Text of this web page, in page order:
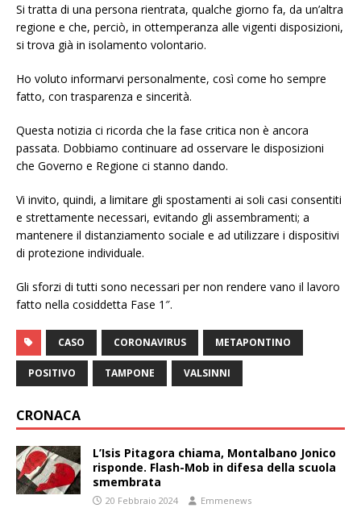
Si tratta di una persona rientrata, qualche giorno fa, da un’altra
regione e che, perciò, in ottemperanza alle vigenti disposizioni,
si trova già in isolamento volontario.
Ho voluto informarvi personalmente, così come ho sempre
fatto, con trasparenza e sincerità.
Questa notizia ci ricorda che la fase critica non è ancora
passata. Dobbiamo continuare ad osservare le disposizioni
che Governo e Regione ci stanno dando.
Vi invito, quindi, a limitare gli spostamenti ai soli casi consentiti
e strettamente necessari, evitando gli assembramenti; a
mantenere il distanziamento sociale e ad utilizzare i dispositivi
di protezione individuale.
Gli sforzi di tutti sono necessari per non rendere vano il lavoro
fatto nella cosiddetta Fase 1″.
CASO CORONAVIRUS METAPONTINO
POSITIVO TAMPONE VALSINNI
CRONACA
L’Isis Pitagora chiama, Montalbano Jonico
risponde. Flash-Mob in difesa della scuola
smembrata
20 Febbraio 2024 Emmenews